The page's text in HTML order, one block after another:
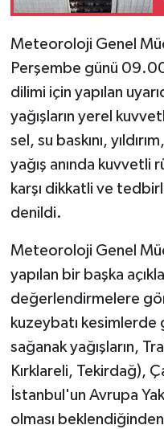
Meteoroloji Genel
Perşembe günü
dilimi için yapılan
yağışların yerel
sel, su baskını,
yağış anında kuvvetli
karşı dikkatli ve
denildi.
Meteoroloji Genel
yapılan bir başka
değerlendirmelere
kuzeybatı
sağanak yağışların,
Kırklareli, Tekirdağ),
İstanbul'un Avrupa
olması beklendiğinden